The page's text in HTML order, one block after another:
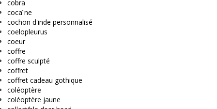
cobra
cocaïne
cochon d'inde personnalisé
coelopleurus
coeur
coffre
coffre sculpté
coffret
coffret cadeau gothique
coléoptère
coléoptère jaune